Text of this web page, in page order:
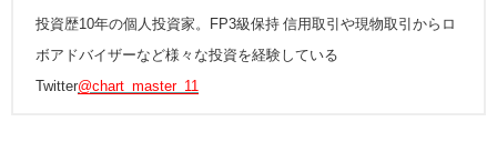
投資歴10年の個人投資家。FP3級保持 信用取引や現物取引からロ
ボアドバイザーなど様々な投資を経験している
Twitter@chart_master_11